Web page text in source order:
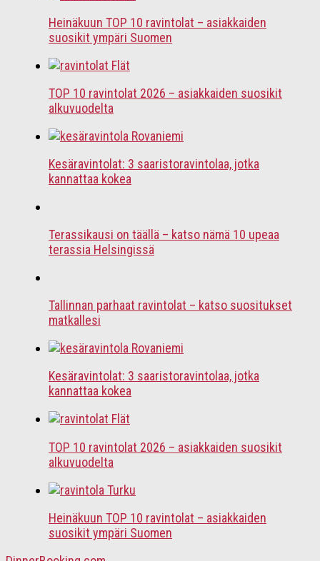
Heinäkuun TOP 10 ravintolat – asiakkaiden
suosikit ympäri Suomen
TOP 10 ravintolat 2026 – asiakkaiden suosikit
alkuvuodelta
Kesäravintolat: 3 saaristoravintolaa, jotka
kannattaa kokea
Terassikausi on täällä – katso nämä 10 upeaa
terassia Helsingissä
Tallinnan parhaat ravintolat – katso suositukset
matkallesi
Kesäravintolat: 3 saaristoravintolaa, jotka
kannattaa kokea
TOP 10 ravintolat 2026 – asiakkaiden suosikit
alkuvuodelta
Heinäkuun TOP 10 ravintolat – asiakkaiden
suosikit ympäri Suomen